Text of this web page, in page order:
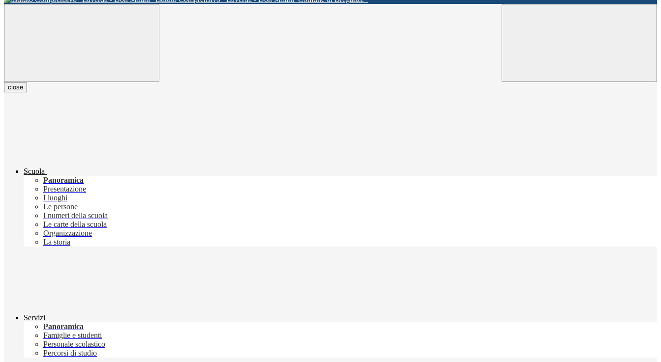
close
Scuola
Panoramica
Presentazione
I luoghi
Le persone
I numeri della scuola
Le carte della scuola
Organizzazione
La storia
Servizi
Panoramica
Famiglie e studenti
Personale scolastico
Percorsi di studio